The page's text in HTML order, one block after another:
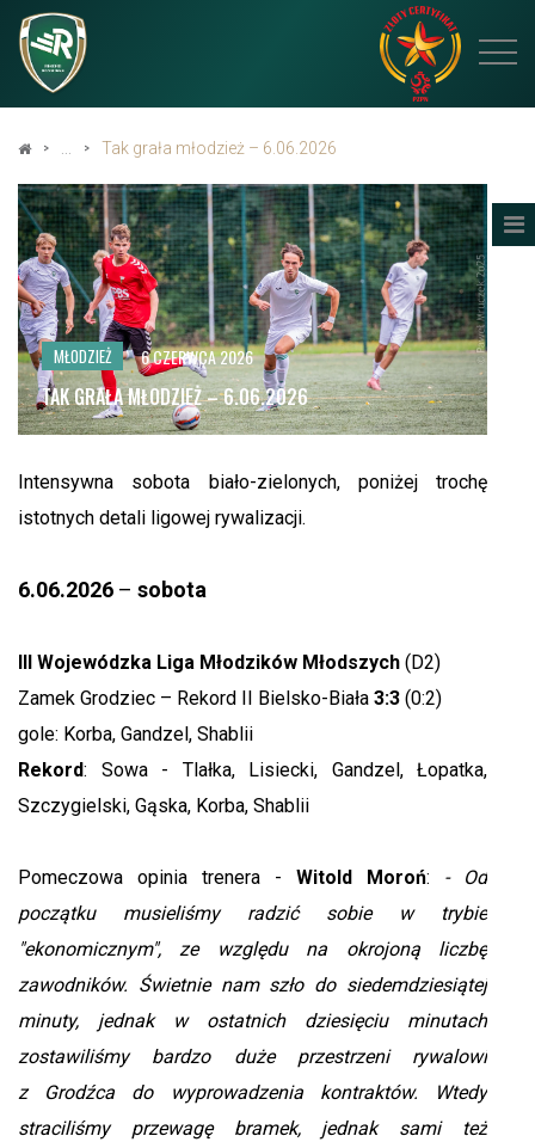
Tak grała młodzież – 6.06.2026
MŁODZIEŻ 6 CZERWCA 2026
TAK GRAŁA MŁODZIEŻ – 6.06.2026
Intensywna sobota biało-zielonych, poniżej trochę
istotnych detali ligowej rywalizacji.
6.06.2026 – sobota
III Wojewódzka Liga Młodzików Młodszych (D2)
Zamek Grodziec – Rekord II Bielsko-Biała 3:3 (0:2)
gole: Korba, Gandzel, Shablii
Rekord: Sowa - Tlałka, Lisiecki, Gandzel, Łopatka,
Szczygielski, Gąska, Korba, Shablii
Pomeczowa opinia trenera - Witold Moroń: - Od
początku musieliśmy radzić sobie w trybie
"ekonomicznym", ze względu na okrojoną liczbę
zawodników. Świetnie nam szło do siedemdziesiątej
minuty, jednak w ostatnich dziesięciu minutach
zostawiliśmy bardzo duże przestrzeni rywalowi
z Grodźca do wyprowadzenia kontraktów. Wtedy
straciliśmy przewagę bramek, jednak sami też